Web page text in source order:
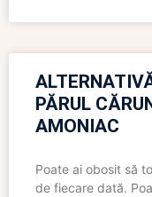
PĂRUL
AMONIAC
Poate ai obosit să
de fiecare dată.